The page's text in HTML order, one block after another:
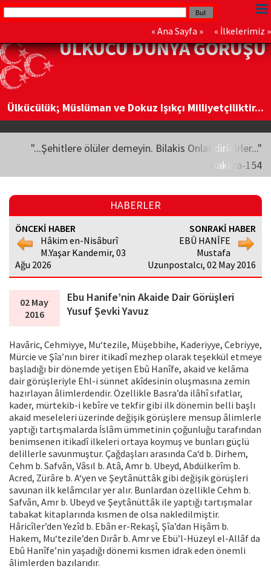
« Ana Sayfa » « İlkelerimiz »
ÜLKÜCÜ DÜNYA GÖRÜŞÜ
Ülkücülük; Müslüman ve Dokuz Işıkçı Milliyetçiliktir...
"...Şehitlere ölüler demeyin. Bilakis Onlar diridirler..."
Bakara-154
HABERLER
ÖNCEKİ HABER
Hâkim en-Nisâburî
M.Yaşar Kandemir, 03
Ağu 2026
SONRAKİ HABER
EBÛ HANÎFE
Mustafa
Uzunpostalcı, 02 May 2016
02 May
2016
Ebu Hanife’nin Akaide Dair Görüşleri
Yusuf Şevki Yavuz
Havâric, Cehmiyye, Mu‘tezile, Müşebbihe, Kaderiyye, Cebriyye,
Mürcie ve Şîa’nın birer itikadî mezhep olarak teşekkül etmeye
başladığı bir dönemde yetişen Ebû Hanîfe, akaid ve kelâma
dair görüşleriyle Ehl-i sünnet akîdesinin oluşmasına zemin
hazırlayan âlimlerdendir. Özellikle Basra’da ilâhî sıfatlar,
kader, mürtekib-i kebîre ve tekfir gibi ilk dönemin belli başlı
akaid meseleleri üzerinde değişik görüşlere mensup âlimlerle
yaptığı tartışmalarda İslâm ümmetinin çoğunluğu tarafından
benimsenen itikadî ilkeleri ortaya koymuş ve bunları güçlü
delillerle savunmuştur. Çağdaşları arasında Ca‘d b. Dirhem,
Cehm b. Safvân, Vâsıl b. Atâ, Amr b. Ubeyd, Abdülkerîm b.
Acred, Zürâre b. A‘yen ve Şeytânüttâk gibi değişik görüşleri
savunan ilk kelâmcılar yer alır. Bunlardan özellikle Cehm b.
Safvân, Amr b. Ubeyd ve Şeytânüttâk ile yaptığı tartışmalar
tabakat kitaplarında kısmen de olsa nakledilmiştir.
Hâricîler’den Yezîd b. Ebân er-Rekaşî, Şîa’dan Hişâm b.
Hakem, Mu‘tezile’den Dırâr b. Amr ve Ebü’l-Hüzeyl el-Allâf da
Ebû Hanîfe’nin yaşadığı dönemi kısmen idrak eden önemli
âlimlerden bazılarıdır.